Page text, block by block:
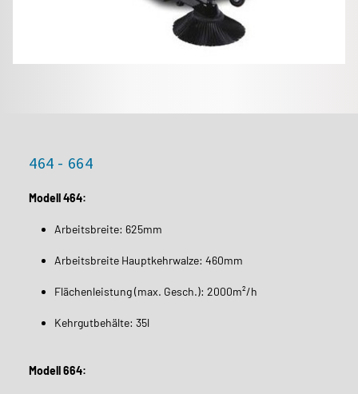
464 - 664
Modell 464:
Arbeitsbreite: 625mm
Arbeitsbreite Hauptkehrwalze: 460mm
Flächenleistung (max. Gesch.): 2000m²/h
Kehrgutbehälte: 35l
Modell 664: